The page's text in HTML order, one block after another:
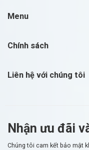
Menu
Chính sách
Liên hệ với chúng tôi
Nhận ưu đãi
Chúng tôi cam kết bảo mật